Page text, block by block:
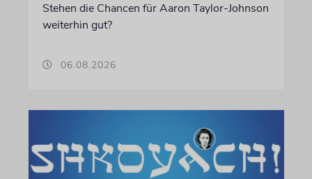
Stehen die Chancen für Aaron Taylor-Johnson
weiterhin gut?
06.08.2026